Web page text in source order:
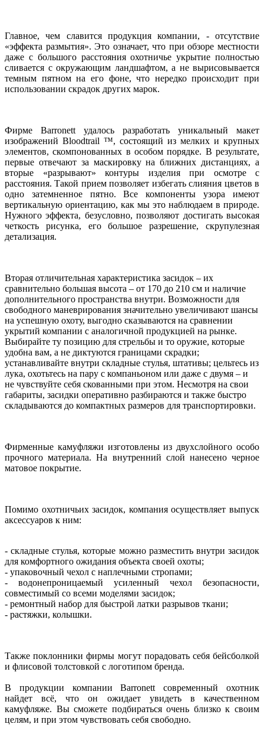
Главное, чем славится продукция компании, - отсутствие
«эффекта размытия». Это означает, что при обзоре местности
даже с большого расстояния охотничье укрытие полностью
сливается с окружающим ландшафтом, а не вырисовывается
темным пятном на его фоне, что нередко происходит при
использовании скрадок других марок.
Фирме Barronett удалось разработать уникальный макет
изображений Bloodtrail ™, состоящий из мелких и крупных
элементов, скомпонованных в особом порядке. В результате,
первые отвечают за маскировку на ближних дистанциях, а
вторые «разрывают» контуры изделия при осмотре с
расстояния. Такой прием позволяет избегать слияния цветов в
одно затемненное пятно. Все компоненты узора имеют
вертикальную ориентацию, как мы это наблюдаем в природе.
Нужного эффекта, безусловно, позволяют достигать высокая
четкость рисунка, его большое разрешение, скрупулезная
детализация.
Вторая отличительная характеристика засидок – их
сравнительно большая высота – от 170 до 210 см и наличие
дополнительного пространства внутри. Возможности для
свободного маневрирования значительно увеличивают шансы
на успешную охоту, выгодно сказываются на сравнении
укрытий компании с аналогичной продукцией на рынке.
Выбирайте ту позицию для стрельбы и то оружие, которые
удобна вам, а не диктуются границами скрадки;
устанавливайте внутри складные стулья, штативы; цельтесь из
лука, охотьтесь на пару с компаньоном или даже с двумя – и
не чувствуйте себя скованными при этом. Несмотря на свои
габариты, засидки оперативно разбираются и также быстро
складываются до компактных размеров для транспортировки.
Фирменные камуфляжи изготовлены из двухслойного особо
прочного материала. На внутренний слой нанесено черное
матовое покрытие.
Помимо охотничьих засидок, компания осуществляет выпуск
аксессуаров к ним:
- складные стулья, которые можно разместить внутри засидок
для комфортного ожидания объекта своей охоты;
- упаковочный чехол с наплечными стропами;
- водонепроницаемый усиленный чехол безопасности,
совместимый со всеми моделями засидок;
- ремонтный набор для быстрой латки разрывов ткани;
- растяжки, колышки.
Также поклонники фирмы могут порадовать себя бейсболкой
и флисовой толстовкой с логотипом бренда.
В продукции компании Barronett современный охотник
найдет всё, что он ожидает увидеть в качественном
камуфляже. Вы сможете подбираться очень близко к своим
целям, и при этом чувствовать себя свободно.